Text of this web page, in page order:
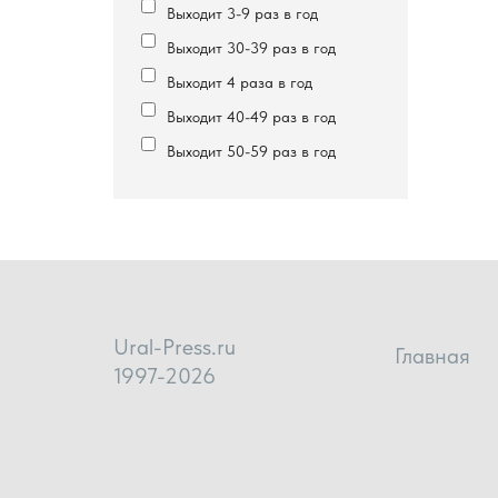
Выходит 3-9 раз в год
Выходит 30-39 раз в год
Выходит 4 раза в год
Выходит 40-49 раз в год
Выходит 50-59 раз в год
Ural-Press.ru
1997-2026
Главная